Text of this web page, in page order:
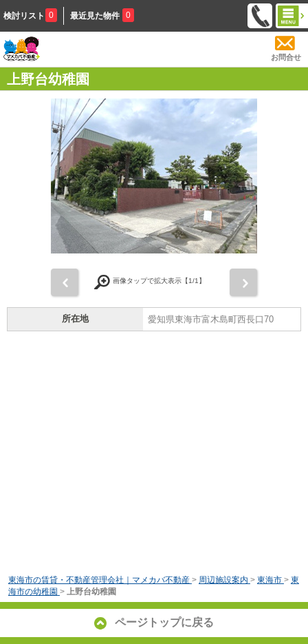
検討リスト 0 最近見た物件 0
お問合せ
上野台幼稚園
画像タップで拡大表示【1/1】
所在地 愛知県東海市富木島町西長口70
東海市の賃貸・不動産管理会社｜マメカバ不動産 > 周辺施設案内 > 東海市 > 東
海市の幼稚園 > 上野台幼稚園
ページトップに戻る